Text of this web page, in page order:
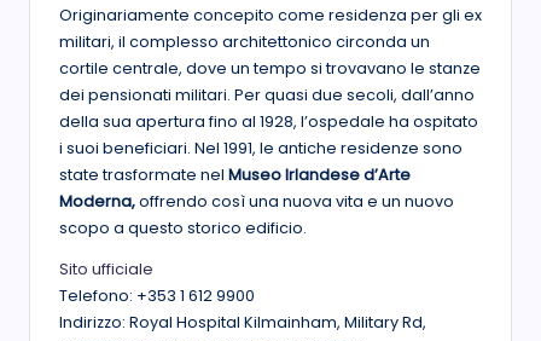
Originariamente concepito come residenza per gli ex
militari, il complesso architettonico circonda un
cortile centrale, dove un tempo si trovavano le stanze
dei pensionati militari. Per quasi due secoli, dall’anno
della sua apertura fino al 1928, l’ospedale ha ospitato
i suoi beneficiari. Nel 1991, le antiche residenze sono
state trasformate nel Museo Irlandese d’Arte
Moderna,offrendo così una nuova vita e un nuovo
scopo a questo storico edificio.
Sito ufficiale
Telefono: +353 1 612 9900
Indirizzo: Royal Hospital Kilmainham, Military Rd,